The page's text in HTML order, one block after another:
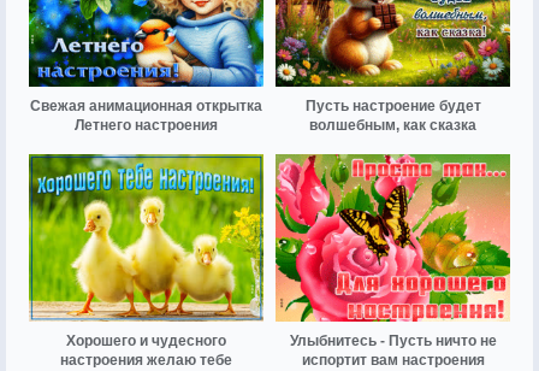
Свежая анимационная открытка
Летнего настроения
Пусть настроение будет
волшебным, как сказка
Хорошего и чудесного
настроения желаю тебе
Улыбнитесь - Пусть ничто не
испортит вам настроения